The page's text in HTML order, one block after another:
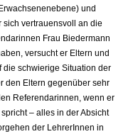
und
sich vertrauensvoll an die
Frau Biedermann
versucht er Eltern und
die schwierige Situation der
den Eltern gegenüber sehr
Referendarinnen, wenn er
– alles in der Absicht
der LehrerInnen in